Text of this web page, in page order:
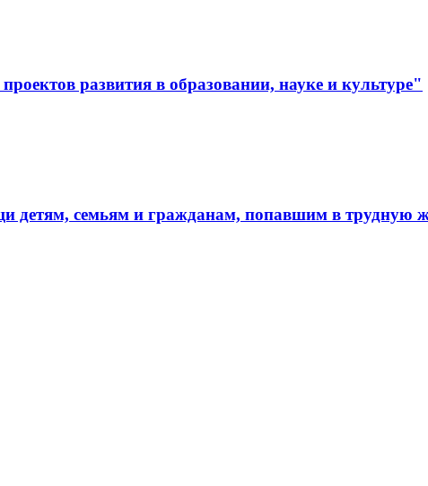
развития в образовании, науке и культуре"
детям, семьям и гражданам, попавшим в